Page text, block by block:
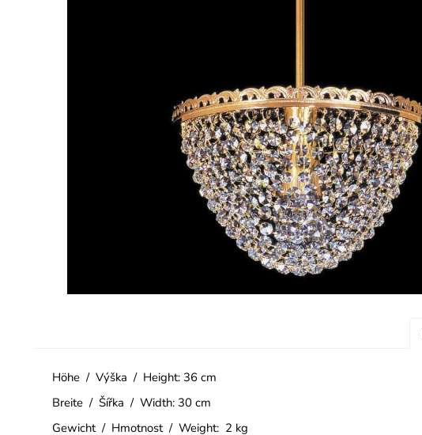
Höhe / Výška / Height: 36 cm
Breite / Šířka / Width: 30 cm
Gewicht / Hmotnost / Weight: 2 kg